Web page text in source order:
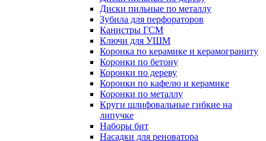
Диски пильные по металлу
Зубила для перфораторов
Канистры ГСМ
Ключи для УШМ
Коронка по керамике и керамограниту
Коронки по бетону
Коронки по дереву
Коронки по кафелю и керамике
Коронки по металлу
Круги шлифовальные гибкие на
липучке
Наборы бит
Насадки для реноватора